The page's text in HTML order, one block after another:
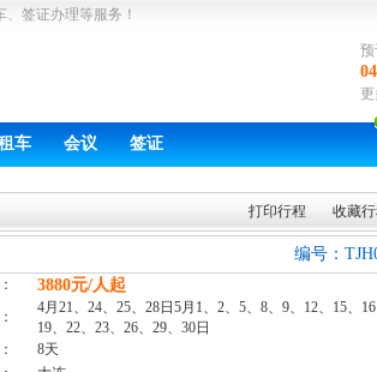
签证办理等服务！
车 会议 签证
打印行程 收藏
编号：
3880元/人起
4月21、24、25、28日5月1、2、5、8、9、12、15、
19、22、23、26、29、30日
8天